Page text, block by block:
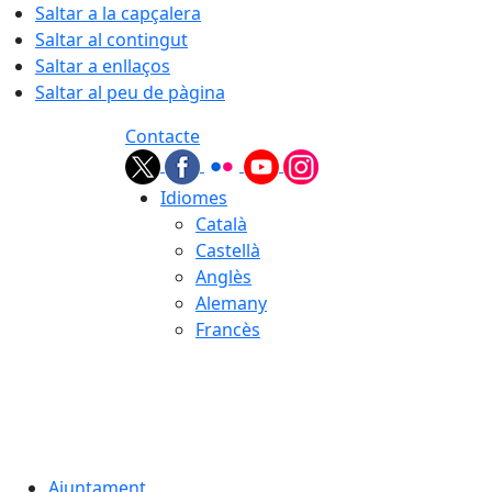
Saltar a la capçalera
Saltar al contingut
Saltar a enllaços
Saltar al peu de pàgina
Contacte
Idiomes
Català
Castellà
Anglès
Alemany
Francès